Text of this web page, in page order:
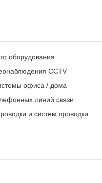
оборудования
CCTV
офиса / дома
линий связи
и систем проводки